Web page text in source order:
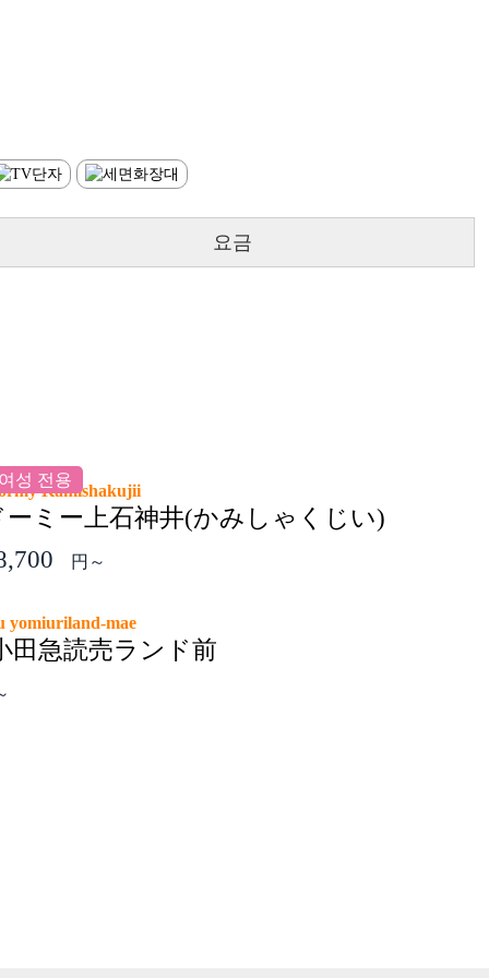
요금
여성 전용
Kamishakujii
ーミー上石神井(かみしゃくじい)
円～
yomiuriland-mae
田急読売ランド前